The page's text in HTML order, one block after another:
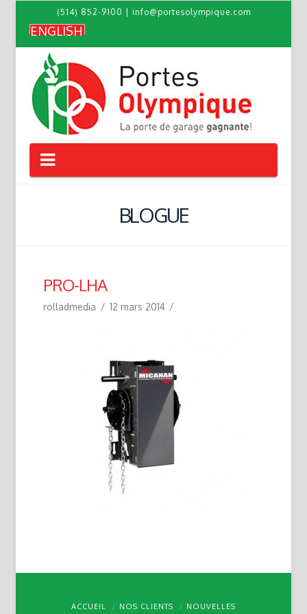
(514) 852-9100 info@portesolympique.com
ENGLISH
Navigation
BLOGUE
PRO-LHA
rolladmedia 12 mars 2014
ACCUEIL NOS CLIENTS NOUVELLES